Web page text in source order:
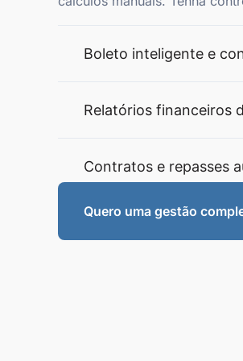
Boleto inteligente e
Relatórios financeiros
Contratos e repasses
Quero uma gestão